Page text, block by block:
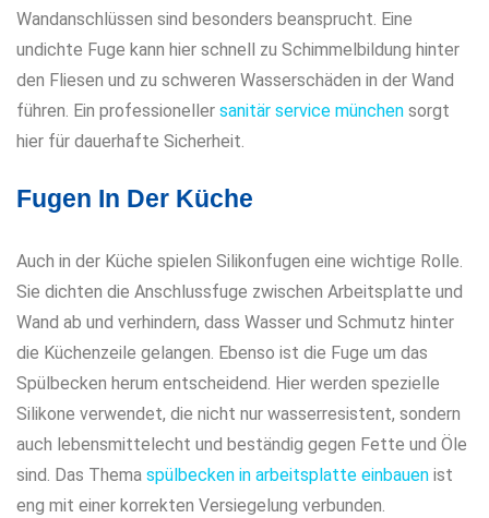
Wandanschlüssen sind besonders beansprucht. Eine
undichte Fuge kann hier schnell zu Schimmelbildung hinter
den Fliesen und zu schweren Wasserschäden in der Wand
führen. Ein professioneller sanitär service münchen sorgt
hier für dauerhafte Sicherheit.
Fugen In Der Küche
Auch in der Küche spielen Silikonfugen eine wichtige Rolle.
Sie dichten die Anschlussfuge zwischen Arbeitsplatte und
Wand ab und verhindern, dass Wasser und Schmutz hinter
die Küchenzeile gelangen. Ebenso ist die Fuge um das
Spülbecken herum entscheidend. Hier werden spezielle
Silikone verwendet, die nicht nur wasserresistent, sondern
auch lebensmittelecht und beständig gegen Fette und Öle
sind. Das Thema spülbecken in arbeitsplatte einbauen ist
eng mit einer korrekten Versiegelung verbunden.